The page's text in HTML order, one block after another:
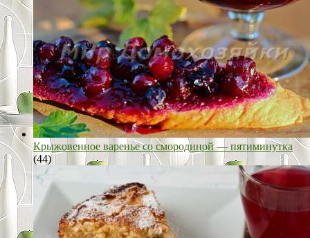
Крыжовенное варенье со смородиной — пятиминутка
(44)